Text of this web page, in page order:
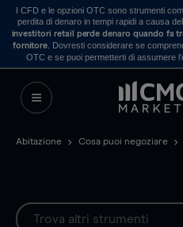
I CFD e le opzioni OTC sono strumenti
perdita di denaro in tempi rapidi a causa
investitori retail perde denaro quando fa
fornitore . Dovresti considerare se
OTC e se puoi permetterti di assumere
Abitazione Cosa puoi negoziare